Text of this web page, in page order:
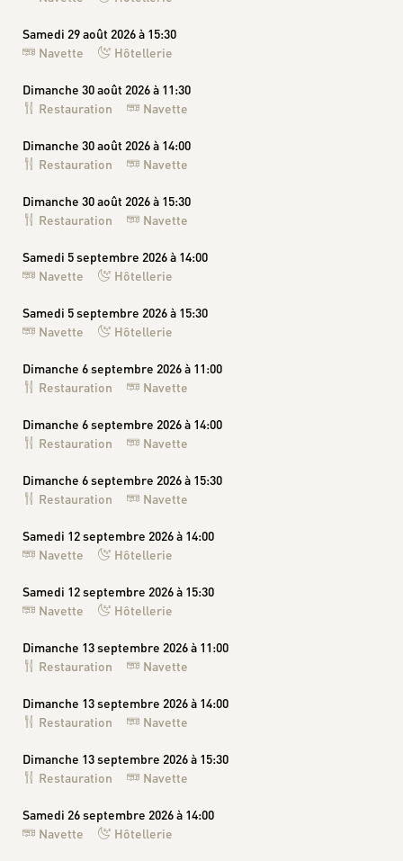
Samedi 29 août 2026 à 15:30
Navette
Hôtellerie
Dimanche 30 août 2026 à 11:30
Restauration
Navette
Dimanche 30 août 2026 à 14:00
Restauration
Navette
Dimanche 30 août 2026 à 15:30
Restauration
Navette
Samedi 5 septembre 2026 à 14:00
Navette
Hôtellerie
Samedi 5 septembre 2026 à 15:30
Navette
Hôtellerie
Dimanche 6 septembre 2026 à 11:00
Restauration
Navette
Dimanche 6 septembre 2026 à 14:00
Restauration
Navette
Dimanche 6 septembre 2026 à 15:30
Restauration
Navette
Samedi 12 septembre 2026 à 14:00
Navette
Hôtellerie
Samedi 12 septembre 2026 à 15:30
Navette
Hôtellerie
Dimanche 13 septembre 2026 à 11:00
Restauration
Navette
Dimanche 13 septembre 2026 à 14:00
Restauration
Navette
Dimanche 13 septembre 2026 à 15:30
Restauration
Navette
Samedi 26 septembre 2026 à 14:00
Navette
Hôtellerie